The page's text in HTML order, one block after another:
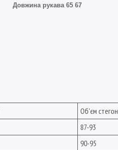
Довжина рукава 65 67
Об'єм стегон
87-93
90-95